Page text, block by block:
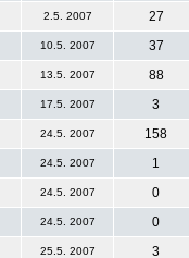
2.5. 2007
27
10.5. 2007
37
13.5. 2007
88
17.5. 2007
3
24.5. 2007
158
24.5. 2007
1
24.5. 2007
0
24.5. 2007
0
25.5. 2007
3